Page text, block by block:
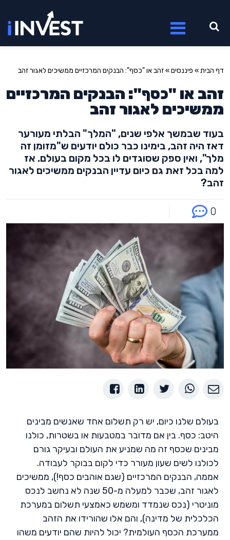
דף הבית» פיננסים»זהב או "כסף": הבנקים המרכזיים ממשיכים לאגור זהב
זהב או "כסף": הבנקים המרכזיים
ממשיכים לאגור זהב
בעוד שבמשך אלפי שנים, "המלך" הבלתי מעורער
דאז היה זהב, בימינו כבר כולם יודעים ש"מזומן זה
מלך", ואין ספק שסוגדים לו בכל מקום בעולם. אז
למה בכל זאת גם כיום עדיין הבנקים ממשיכים לאגור
זהב?
0
בעולם שלנו כיום, יש רק תשלום אחד שאנשים מבינים
היטב: כסף. בין אם מדובר במטבעות או בשטרות, כולנו
מבינים שכסף זה מה שמניע את העולם ובעיקר גורם
לכולנו לשים שעון מעורר כדי לקום בבוקר לעבודה.
אממה, הבנקים המרכזיים (שגם אוהבים כסף!), ממשיכים
לאגור זהב, שכבר למעלה מ-50 שנה לא נחשב לנכס
מוניטרי (נכס שנמדד ומשמש כאמצעי תשלום במערכת
הכלכלית של מדינה), והם אלו שהורידו את הזהב
ממערכת הכסף העולמית? יכול להיות שהם יודעים משהו